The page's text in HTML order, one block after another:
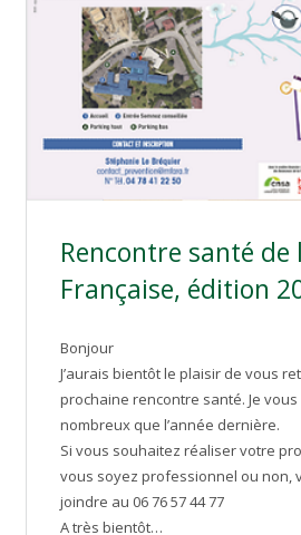
Rencontre santé
Française, édition
Bonjour
J’aurais bientôt le plaisir de vous
prochaine rencontre santé. Je
nombreux que l’année dernière.
Si vous souhaitez réaliser votre
vous soyez professionnel ou non,
joindre au 06 76 57 44 77
A très bientôt…